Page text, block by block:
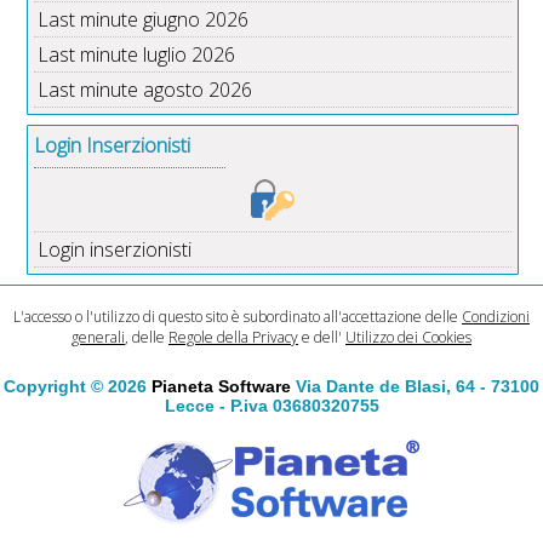
Last minute giugno 2026
Last minute luglio 2026
Last minute agosto 2026
Login Inserzionisti
Login inserzionisti
L'accesso o l'utilizzo di questo sito è subordinato all'accettazione delle Condizioni
generali, delle Regole della Privacye dell' Utilizzo dei Cookies
Copyright © 2026 Pianeta Software Via Dante de Blasi, 64 - 73100
Lecce - P.iva 03680320755